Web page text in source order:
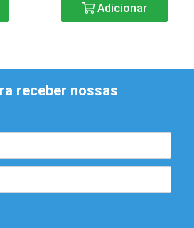
Adicionar
receber nossas